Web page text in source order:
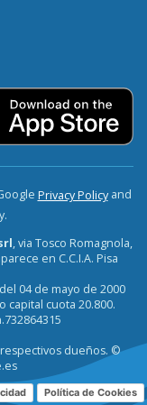
Privacy Policyand
, via Tosco Romagnola,
en C.C.I.A. Pisa
04 de mayo de 2000
capital cuota 20.800.
dueños. ©
Política de Cookies